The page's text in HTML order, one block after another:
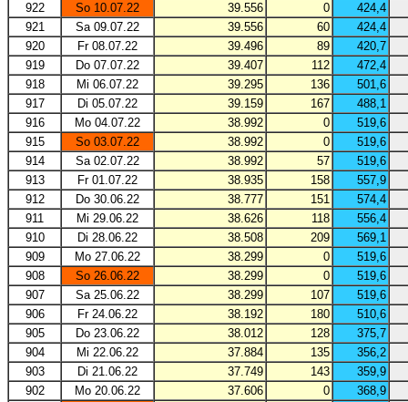
922
So 10.07.22 39.556 0
424,4
921
Sa 09.07.22 39.556 60
424,4
920
Fr 08.07.22 39.496 89
420,7
919
Do 07.07.22 39.407 112
472,4
918
Mi 06.07.22 39.295 136
501,6
917
Di 05.07.22 39.159 167
488,1
916
Mo 04.07.22 38.992 0
519,6
915
So 03.07.22 38.992 0
519,6
914
Sa 02.07.22 38.992 57
519,6
913
Fr 01.07.22 38.935 158
557,9
912
Do 30.06.22 38.777 151
574,4
911
Mi 29.06.22 38.626 118
556,4
910
Di 28.06.22 38.508 209
569,1
909
Mo 27.06.22 38.299 0
519,6
908
So 26.06.22 38.299 0
519,6
907
Sa 25.06.22 38.299 107
519,6
906
Fr 24.06.22 38.192 180
510,6
905
Do 23.06.22 38.012 128
375,7
904
Mi 22.06.22 37.884 135
356,2
903
Di 21.06.22 37.749 143
359,9
902
Mo 20.06.22 37.606 0
368,9